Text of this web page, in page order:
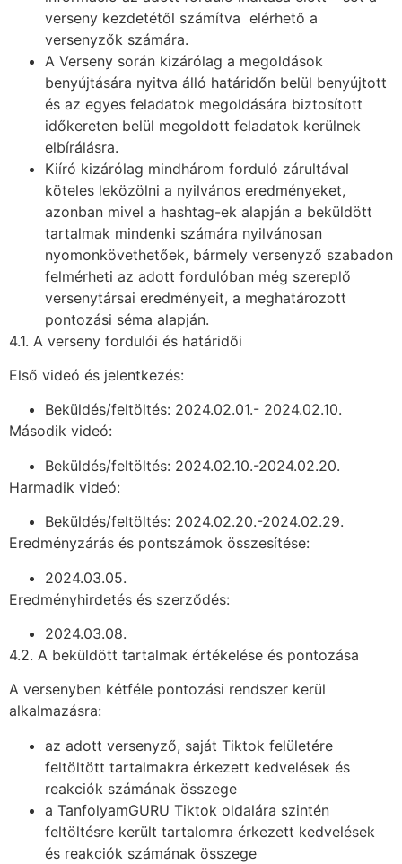
verseny kezdetétől számítva elérhető a
versenyzők számára.
A Verseny során kizárólag a megoldások
benyújtására nyitva álló határidőn belül benyújtott
és az egyes feladatok megoldására biztosított
időkereten belül megoldott feladatok kerülnek
elbírálásra.
Kiíró kizárólag mindhárom forduló zárultával
köteles leközölni a nyilvános eredményeket,
azonban mivel a hashtag-ek alapján a beküldött
tartalmak mindenki számára nyilvánosan
nyomonkövethetőek, bármely versenyző szabadon
felmérheti az adott fordulóban még szereplő
versenytársai eredményeit, a meghatározott
pontozási séma alapján.
4.1. A verseny fordulói és határidői
Első videó és jelentkezés:
Beküldés/feltöltés: 2024.02.01.- 2024.02.10.
Második videó:
Beküldés/feltöltés: 2024.02.10.-2024.02.20.
Harmadik videó:
Beküldés/feltöltés: 2024.02.20.-2024.02.29.
Eredményzárás és pontszámok összesítése:
2024.03.05.
Eredményhirdetés és szerződés:
2024.03.08.
4.2. A beküldött tartalmak értékelése és pontozása
A versenyben kétféle pontozási rendszer kerül
alkalmazásra:
az adott versenyző, saját Tiktok felületére
feltöltött tartalmakra érkezett kedvelések és
reakciók számának összege
a TanfolyamGURU Tiktok oldalára szintén
feltöltésre került tartalomra érkezett kedvelések
és reakciók számának összege